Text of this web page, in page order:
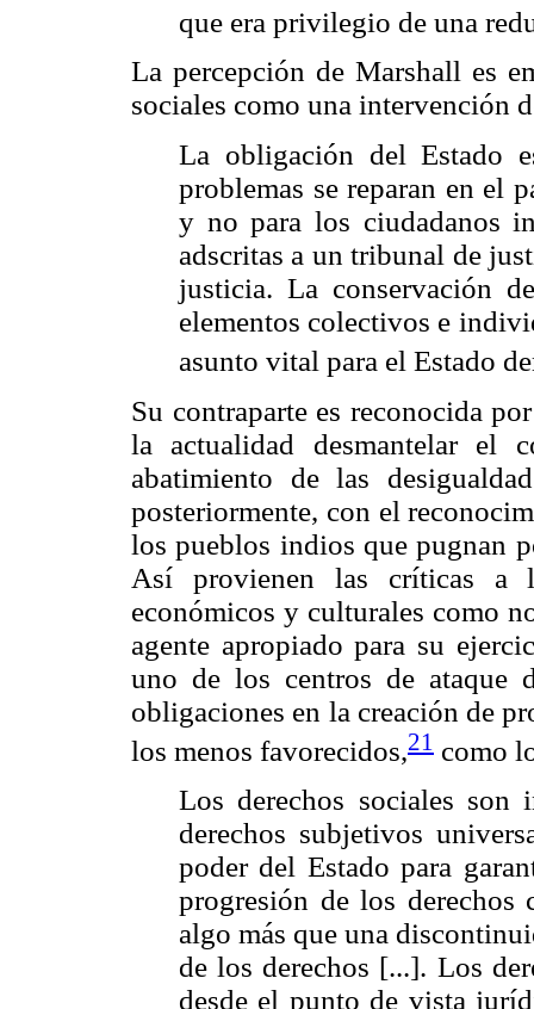
que era privilegio de una
La percepción de Marshall es
sociales como una intervención
La obligación del Estado
problemas se reparan en el
y no para los ciudadanos
adscritas a un tribunal de
justicia. La conservación
elementos colectivos e
asunto vital para el Estado
Su contraparte es reconocida
la actualidad desmantelar el
abatimiento de las
posteriormente, con el
los pueblos indios que pugnan
Así provienen las críticas a
económicos y culturales como
agente apropiado para su
uno de los centros de ataque
obligaciones en la creación de
los menos favorecidos,21 como
Los derechos sociales son
derechos subjetivos
poder del Estado para
progresión de los
algo más que una
de los derechos [...]. Los
desde el punto de vista